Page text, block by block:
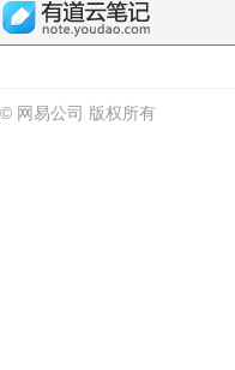
© 网易公司 版权所有